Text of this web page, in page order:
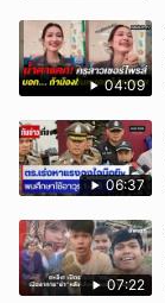
04:09
06:37
07:22